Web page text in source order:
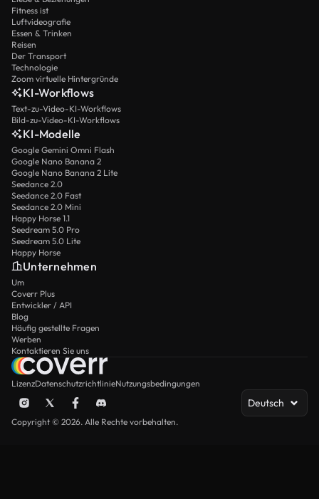
Fitness ist
Luftvideografie
Essen & Trinken
Reisen
Der Transport
Technologie
Zoom virtuelle Hintergründe
KI-Workflows
Text-zu-Video-KI-Workflows
Bild-zu-Video-KI-Workflows
KI-Modelle
Google Gemini Omni Flash
Google Nano Banana 2
Google Nano Banana 2 Lite
Seedance 2.0
Seedance 2.0 Fast
Seedance 2.0 Mini
Happy Horse 1.1
Seedream 5.0 Pro
Seedream 5.0 Lite
Happy Horse
Unternehmen
Um
Coverr Plus
Entwickler / API
Blog
Häufig gestellte Fragen
Werben
Kontaktieren Sie uns
LizenzDatenschutzrichtlinieNutzungsbedingungen
Deutsch
Copyright © 2026. Alle Rechte vorbehalten.